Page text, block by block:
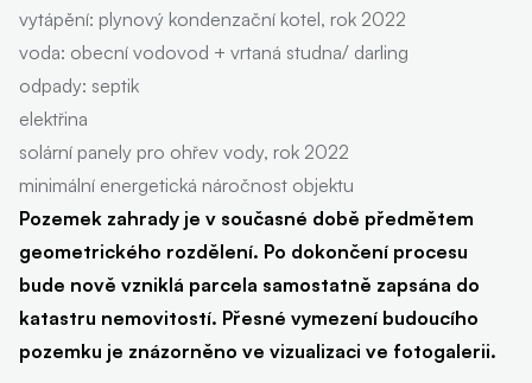
vytápění: plynový kondenzační kotel, rok 2022
voda: obecní vodovod + vrtaná studna/ darling
odpady: septik
elektřina
solární panely pro ohřev vody, rok 2022
minimální energetická náročnost objektu
Pozemek zahrady je v současné době předmětem
geometrického rozdělení. Po dokončení procesu
bude nově vzniklá parcela samostatně zapsána do
katastru nemovitostí. Přesné vymezení budoucího
pozemku je znázorněno ve vizualizaci ve fotogalerii.